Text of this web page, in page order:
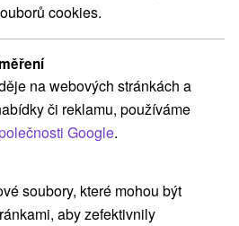
(2)
Drevenice(2) Priváty
termín
cookies.
na webových stránkách a
či reklamu, používáme
Google.
soubory, které mohou být
aby zefektivnily